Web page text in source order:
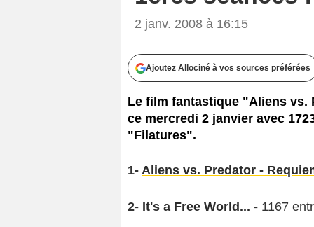
2 janv. 2008 à 16:15
Ajoutez Allociné à vos sources préférées
Le film fantastique "Aliens vs.
ce mercredi 2 janvier avec
"Filatures".
1- Aliens vs. Predator -
2- It's a Free World... - 1167